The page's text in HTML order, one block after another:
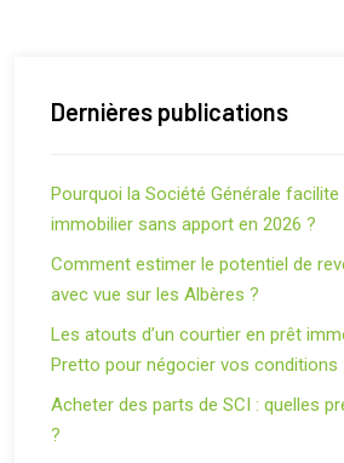
Dernières publications
Pourquoi la Société Générale
immobilier sans apport en 2026 ?
Comment estimer le potentiel de
avec vue sur les Albères ?
Les atouts d’un courtier en prêt
Pretto pour négocier vos conditions
Acheter des parts de SCI : quelles
?